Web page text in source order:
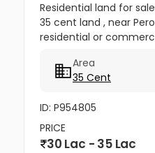
Residential land for
35 cent land , near
residential or
Matha...Area
35 Cent
ID: P954805
PRICE
30 Lac - 35 Lac